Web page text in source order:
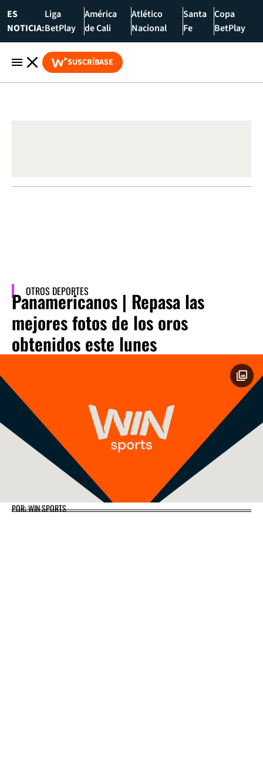
ES
NOTICIA:
Liga
BetPlay
América
de Cali
Atlético
Nacional
Santa
Fe
Copa
BetPlay
SUSCRÍBASE
OTROS DEPORTES
Panamericanos | Repasa las
mejores fotos de los oros
obtenidos este lunes
POR: WIN SPORTS